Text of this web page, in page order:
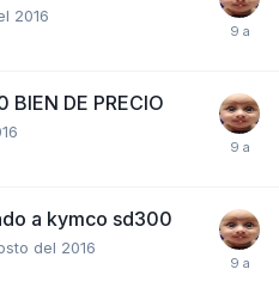
2016
DE PRECIO
a kymco sd300
del 2016